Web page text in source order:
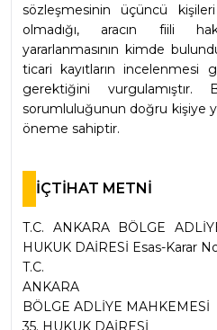
sözleşmesinin üçüncü
olmadığı, aracın fiili
yararlanmasının kimde
ticari kayıtların incelenmesi
gerektiğini
sorumluluğunun doğru kişiye
öneme sahiptir.
İÇTİHAT METNİ
T.C. ANKARA BÖLGE
HUKUK DAİRESİ Esas-Karar
T.C.
ANKARA
BÖLGE ADLİYE MAHKEMESİ
35. HUKUK DAİRESİ